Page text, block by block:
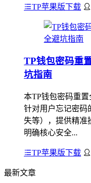
TP苹果版下载
TP钱包密码重
坑指南
本TP钱包密码重置
针对用户忘记密码
失等），提供精准
明确核心安全...
TP苹果版下载
最新文章